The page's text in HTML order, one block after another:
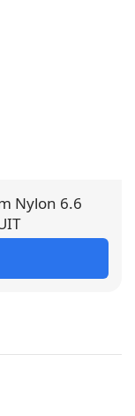
Nylon 6.6